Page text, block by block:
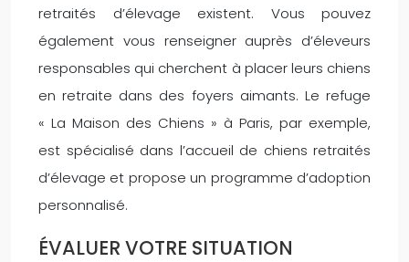
retraités d’élevage existent. Vous pouvez
également vous renseigner auprès d’éleveurs
responsables qui cherchent à placer leurs chiens
en retraite dans des foyers aimants. Le refuge
« La Maison des Chiens » à Paris, par exemple,
est spécialisé dans l’accueil de chiens retraités
d’élevage et propose un programme d’adoption
personnalisé.
ÉVALUER VOTRE SITUATION